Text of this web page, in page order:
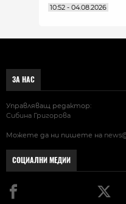
10:52 - 04.08.2026
ЗА НАС
Управляващ редактор:
Сибина Григорова
Можете да ни пишете на
СОЦИАЛНИ МЕДИИ